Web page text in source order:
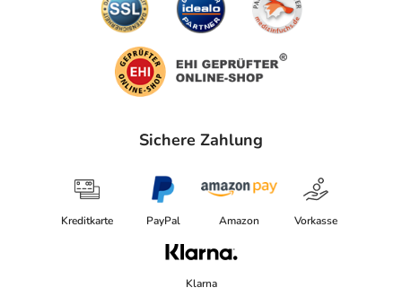
Sichere Zahlung
Kreditkarte PayPal Amazon Vorkasse
Klarna